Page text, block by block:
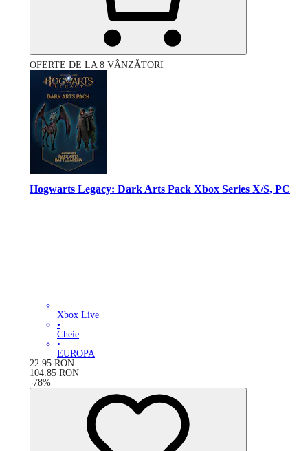
OFERTE DE LA 8 VÂNZĂTORI
Hogwarts Legacy: Dark Arts Pack Xbox Series X/S, PC
Xbox Live
•
Cheie
•
EUROPA
22.95 RON
104.85 RON
-78%